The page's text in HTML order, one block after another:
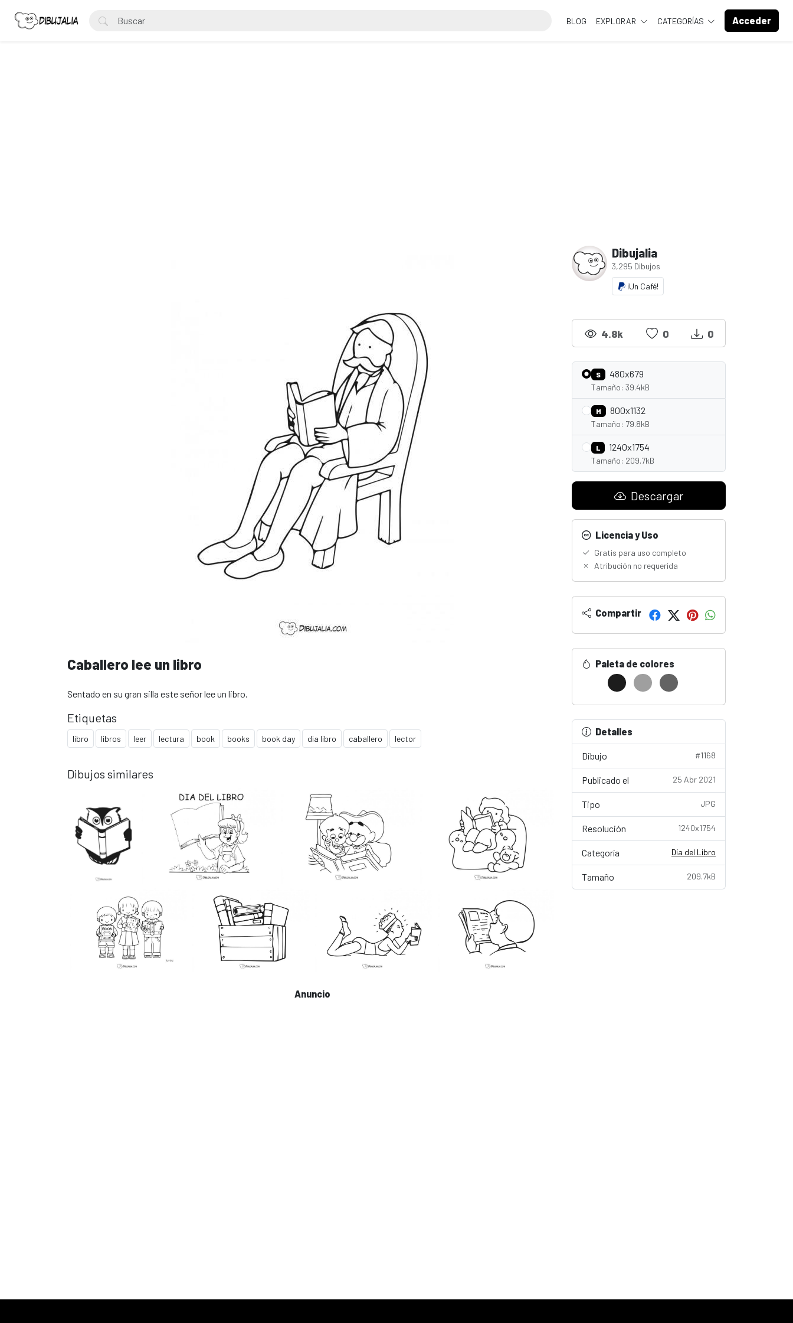
BLOG EXPLORAR CATEGORÍAS Acceder
Caballero lee un libro
Sentado en su gran silla este señor lee un libro.
Etiquetas
libro libros leer lectura book books book day dia libro caballero lector
Dibujos similares
Anuncio
Dibujalia
3,295 Dibujos
¡Un Café!
4.8k 0 0
S 480x679
Tamaño: 39.4kB
M 800x1132
Tamaño: 79.8kB
L 1240x1754
Tamaño: 209.7kB
Descargar
Licencia y Uso
Gratis para uso completo
Atribución no requerida
Compartir
Paleta de colores
Detalles
Dibujo #1168
Publicado el 25 Abr 2021
Tipo JPG
Resolución 1240x1754
Categoría Día del Libro
Tamaño 209.7kB